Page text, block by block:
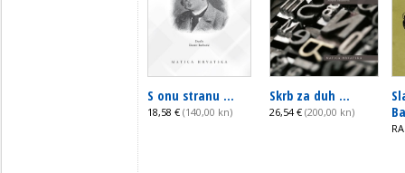
S onu stranu ...
18,58 € (140,00 kn)
Skrb za duh ...
26,54 € (200,00 kn)